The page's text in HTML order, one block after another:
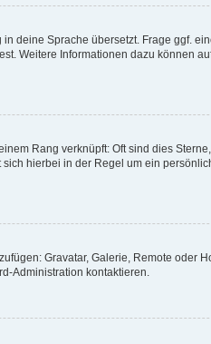
deine Sprache übersetzt. Frage ggf.
Weitere Informationen dazu können
Rang verknüpft: Oft sind dies
hierbei in der Regel um ein
Gravatar, Galerie, Remote oder
Administration kontaktieren.